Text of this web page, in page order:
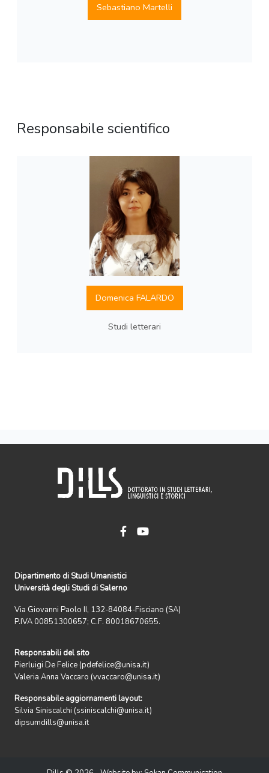
Sebastiano Martelli
Responsabile scientifico
Domenica FALARDO
Studi letterari
Dipartimento di Studi Umanistici
Università degli Studi di Salerno
Via Giovanni Paolo II, 132-84084-Fisciano (SA)
P.IVA 00851300657; C.F. 80018670655.
Responsabili del sito
Pierluigi De Felice (pdefelice@unisa.it)
Valeria Anna Vaccaro (vvaccaro@unisa.it)
Responsabile aggiornamenti layout:
Silvia Siniscalchi (ssiniscalchi@unisa.it)
dipsumdills@unisa.it